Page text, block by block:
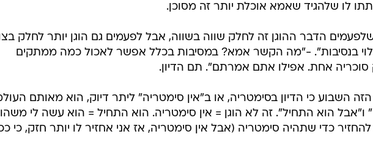
לו שלהגיד שאמא אוכלת יותר זה מסוכן.
הדבר ההוגן זה לחלק שווה בשווה, אבל לפעמים גם הוגן יותר לחלק
בנסיבות". -"מה הקשר אמא? במסיבות בכלל אפשר לאכול כמה ממתקים
סוכריה אחת. אפילו אתם אמרתם". תם הדיון.
הזה השבוע כי הדיון בסימטריה, או ב"אין סימטריה" ליתר דיוק, הוא מאותם
ו"אבל הוא התחיל". זה לא הוגן = אין סימטריה. הוא התחיל = הוא עשה לי
להחזיר כדי שתהיה סימטריה (אבל אין סימטריה, אז אני אחזיר לו יותר חזק, כי